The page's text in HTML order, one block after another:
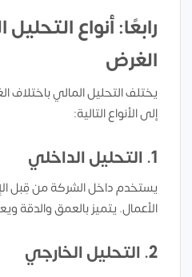
رابعًا: أنواع
الغرض
يختلف التحليل المالي
إلى الأنواع التالية:
1. التحليل الداخلي
يستخدم داخل الشركة من قِبل
الأعمال. يتميز بالعمق والدقة
2. التحليل الخارجي